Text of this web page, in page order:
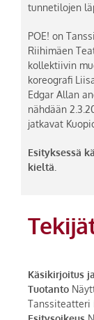
tunnetilojen
POE! on
Riihimäen
kollektiivin
koreografi
Edgar Allan
nähdään
jatkavat
Esityksessä
kieltä.
Käsikirjoitus
Tuotanto
Tanssiteatteri